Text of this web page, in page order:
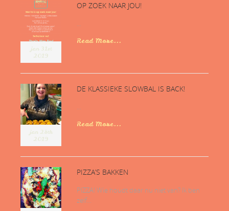
jan 31st
2019
OP ZOEK NAAR JOU!
...
Read More...
jan 28th
2019
DE KLASSIEKE SLOWBAL IS BACK!
...
Read More...
PIZZA’S BAKKEN
PIZZA! Wie houdt daar nu niet van? Ik ben
zelf...